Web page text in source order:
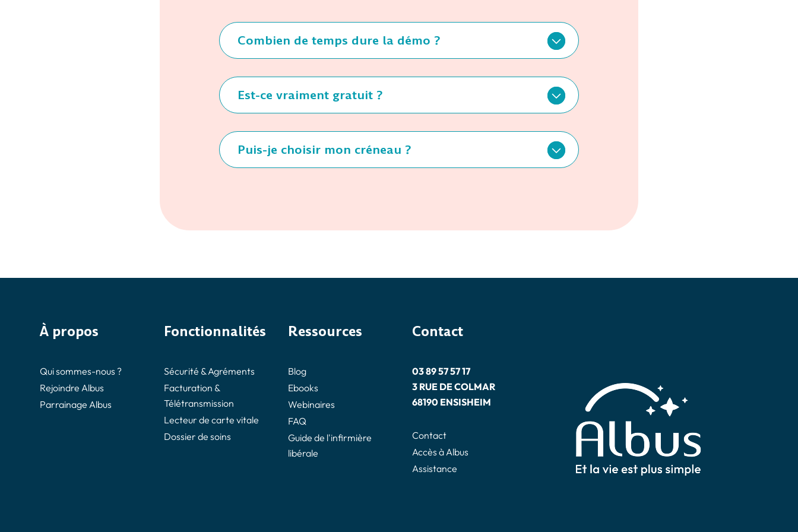
Combien de temps dure la démo ?
Est-ce vraiment gratuit ?
Puis-je choisir mon créneau ?
À propos
Qui sommes-nous ?
Rejoindre Albus
Parrainage Albus
Fonctionnalités
Sécurité & Agréments
Facturation &
Télétransmission
Lecteur de carte vitale
Dossier de soins
Ressources
Blog
Ebooks
Webinaires
FAQ
Guide de l'infirmière
libérale
Contact
03 89 57 57 17
3 RUE DE COLMAR
68190 ENSISHEIM
Contact
Accès à Albus
Assistance